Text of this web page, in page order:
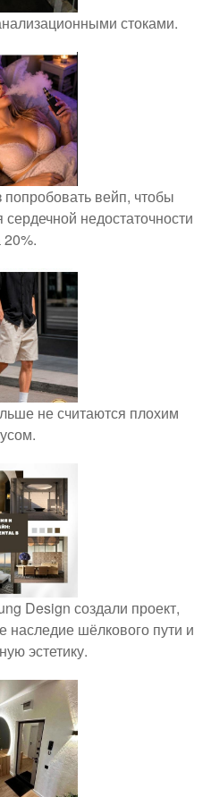
стоками.
попробовать вейп, чтобы
недостаточности
20%.
не считаются плохим
Design создали проект,
наследие шёлкового пути и
эстетику.